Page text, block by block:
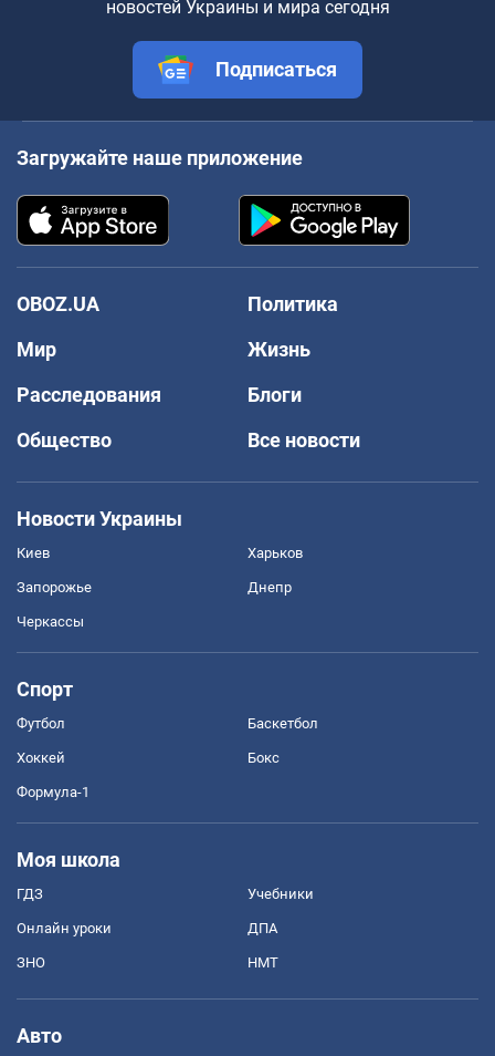
новостей Украины и мира сегодня
Подписаться
Загружайте наше приложение
OBOZ.UA
Политика
Мир
Жизнь
Расследования
Блоги
Общество
Все новости
Новости Украины
Киев Харьков
Запорожье Днепр
Черкассы
Спорт
Футбол Баскетбол
Хоккей Бокс
Формула-1
Моя школа
ГДЗ Учебники
Онлайн уроки ДПА
ЗНО НМТ
Авто